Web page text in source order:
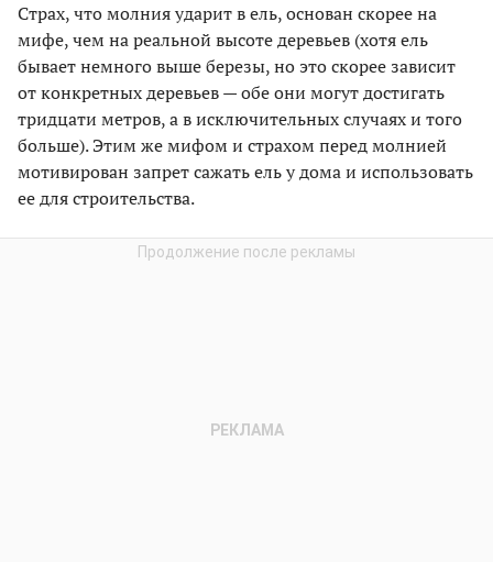
Страх, что молния ударит в ель, основан скорее на
мифе, чем на реальной высоте деревьев (хотя ель
бывает немного выше березы, но это скорее зависит
от конкретных деревьев — обе они могут достигать
тридцати метров, а в исключительных случаях и того
больше). Этим же мифом и страхом перед молнией
мотивирован запрет сажать ель у дома и использовать
ее для строительства.